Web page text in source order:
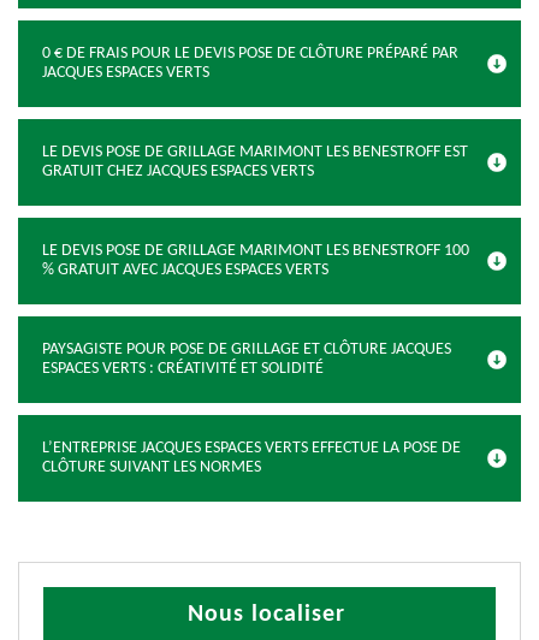
0 € DE FRAIS POUR LE DEVIS POSE DE CLÔTURE PRÉPARÉ PAR
JACQUES ESPACES VERTS
LE DEVIS POSE DE GRILLAGE MARIMONT LES BENESTROFF EST
GRATUIT CHEZ JACQUES ESPACES VERTS
LE DEVIS POSE DE GRILLAGE MARIMONT LES BENESTROFF 100
% GRATUIT AVEC JACQUES ESPACES VERTS
PAYSAGISTE POUR POSE DE GRILLAGE ET CLÔTURE JACQUES
ESPACES VERTS : CRÉATIVITÉ ET SOLIDITÉ
L’ENTREPRISE JACQUES ESPACES VERTS EFFECTUE LA POSE DE
CLÔTURE SUIVANT LES NORMES
Nous localiser